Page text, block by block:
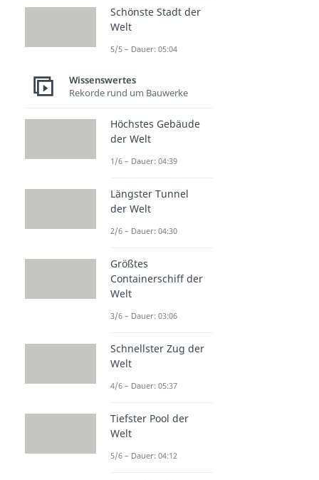
Schönste Stadt der
Welt
5/5 – Dauer: 05:04
Wissenswertes
Rekorde rund um Bauwerke
Höchstes Gebäude
der Welt
1/6 – Dauer: 04:39
Längster Tunnel
der Welt
2/6 – Dauer: 04:30
Größtes
Containerschiff der
Welt
3/6 – Dauer: 03:06
Schnellster Zug der
Welt
4/6 – Dauer: 05:37
Tiefster Pool der
Welt
5/6 – Dauer: 04:12